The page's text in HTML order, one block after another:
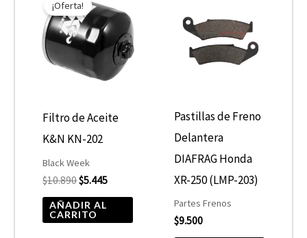
¡Oferta!
Filtro de Aceite
K&N KN-202
Black Week
$10.890
original
era:
$10.890.
$5.445
actual
es:
$5.445.
AÑADIR AL
CARRITO
Pastillas de Freno
Delantera
DIAFRAG Honda
XR-250 (LMP-203)
Partes Frenos
$9.500